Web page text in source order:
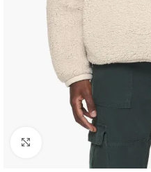
Click to enlarge